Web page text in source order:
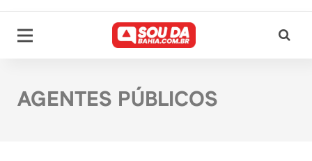
AGENTES PÚBLICOS